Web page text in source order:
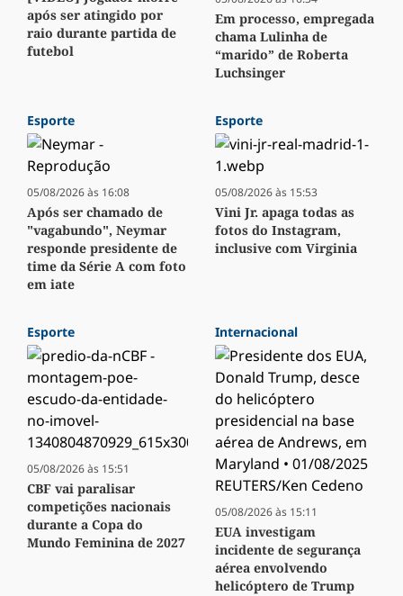
após ser atingido por
raio durante partida de
futebol
Em processo, empregada
chama Lulinha de
“marido” de Roberta
Luchsinger
Esporte
05/08/2026 às 16:08
Após ser chamado de
"vagabundo", Neymar
responde presidente de
time da Série A com foto
em iate
Esporte
05/08/2026 às 15:53
Vini Jr. apaga todas as
fotos do Instagram,
inclusive com Virginia
Esporte
05/08/2026 às 15:51
CBF vai paralisar
competições nacionais
durante a Copa do
Mundo Feminina de 2027
Internacional
05/08/2026 às 15:11
EUA investigam
incidente de segurança
aérea envolvendo
helicóptero de Trump